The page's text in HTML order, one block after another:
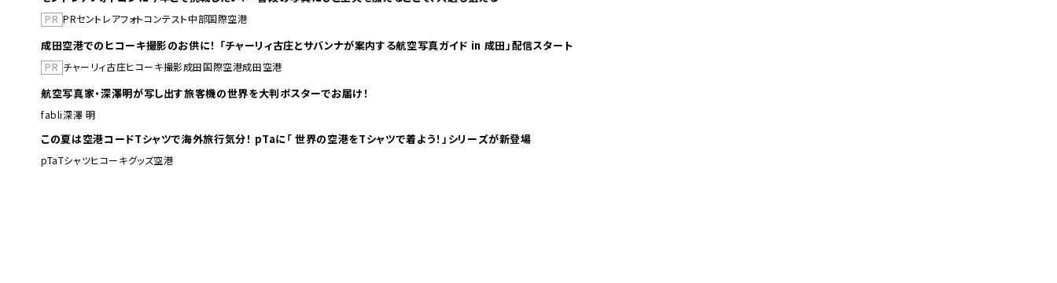
PR PRセントレアフォトコンテスト中部国際空港
成田空港でのヒコーキ撮影のお供に！ 「チャーリィ古庄とサバンナが案内する航空写真ガイド in 成田」配信スタート
PR チャーリィ古庄ヒコーキ撮影成田国際空港成田空港
航空写真家・深澤明が写し出す旅客機の世界を大判ポスターでお届け！
fabli深澤 明
この夏は空港コードTシャツで海外旅行気分！ pTaに「 世界の空港をTシャツで着よう！」シリーズが新登場
pTaTシャツヒコーキグッズ空港